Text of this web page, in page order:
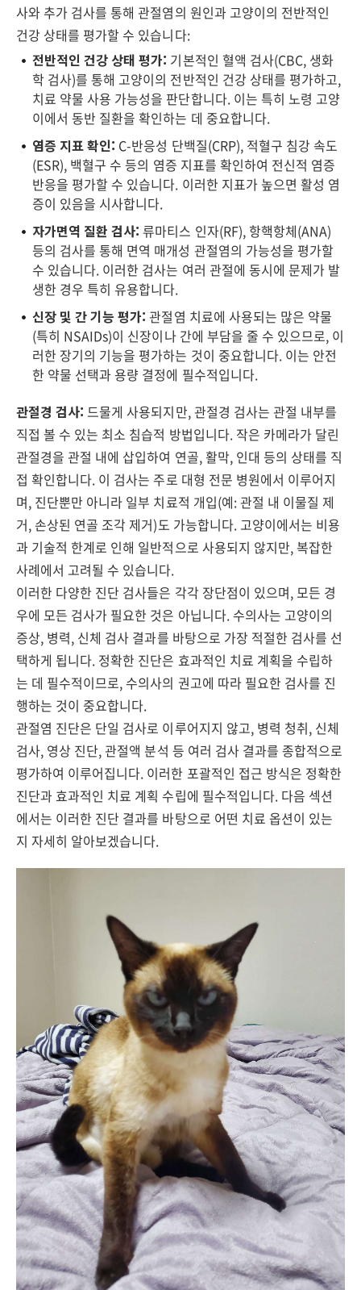
사와 추가 검사를 통해 관절염의 원인과 고양이의 전반적인
건강 상태를 평가할 수 있습니다:
전반적인 건강 상태 평가: 기본적인 혈액 검사(CBC, 생화
학 검사)를 통해 고양이의 전반적인 건강 상태를 평가하고,
치료 약물 사용 가능성을 판단합니다. 이는 특히 노령 고양
이에서 동반 질환을 확인하는 데 중요합니다.
염증 지표 확인: C-반응성 단백질(CRP), 적혈구 침강 속도
(ESR), 백혈구 수 등의 염증 지표를 확인하여 전신적 염증
반응을 평가할 수 있습니다. 이러한 지표가 높으면 활성 염
증이 있음을 시사합니다.
자가면역 질환 검사: 류마티스 인자(RF), 항핵항체(ANA)
등의 검사를 통해 면역 매개성 관절염의 가능성을 평가할
수 있습니다. 이러한 검사는 여러 관절에 동시에 문제가 발
생한 경우 특히 유용합니다.
신장 및 간 기능 평가: 관절염 치료에 사용되는 많은 약물
(특히 NSAIDs)이 신장이나 간에 부담을 줄 수 있으므로, 이
러한 장기의 기능을 평가하는 것이 중요합니다. 이는 안전
한 약물 선택과 용량 결정에 필수적입니다.
관절경 검사: 드물게 사용되지만, 관절경 검사는 관절 내부를
직접 볼 수 있는 최소 침습적 방법입니다. 작은 카메라가 달린
관절경을 관절 내에 삽입하여 연골, 활막, 인대 등의 상태를 직
접 확인합니다. 이 검사는 주로 대형 전문 병원에서 이루어지
며, 진단뿐만 아니라 일부 치료적 개입(예: 관절 내 이물질 제
거, 손상된 연골 조각 제거)도 가능합니다. 고양이에서는 비용
과 기술적 한계로 인해 일반적으로 사용되지 않지만, 복잡한
사례에서 고려될 수 있습니다.
이러한 다양한 진단 검사들은 각각 장단점이 있으며, 모든 경
우에 모든 검사가 필요한 것은 아닙니다. 수의사는 고양이의
증상, 병력, 신체 검사 결과를 바탕으로 가장 적절한 검사를 선
택하게 됩니다. 정확한 진단은 효과적인 치료 계획을 수립하
는 데 필수적이므로, 수의사의 권고에 따라 필요한 검사를 진
행하는 것이 중요합니다.
관절염 진단은 단일 검사로 이루어지지 않고, 병력 청취, 신체
검사, 영상 진단, 관절액 분석 등 여러 검사 결과를 종합적으로
평가하여 이루어집니다. 이러한 포괄적인 접근 방식은 정확한
진단과 효과적인 치료 계획 수립에 필수적입니다. 다음 섹션
에서는 이러한 진단 결과를 바탕으로 어떤 치료 옵션이 있는
지 자세히 알아보겠습니다.